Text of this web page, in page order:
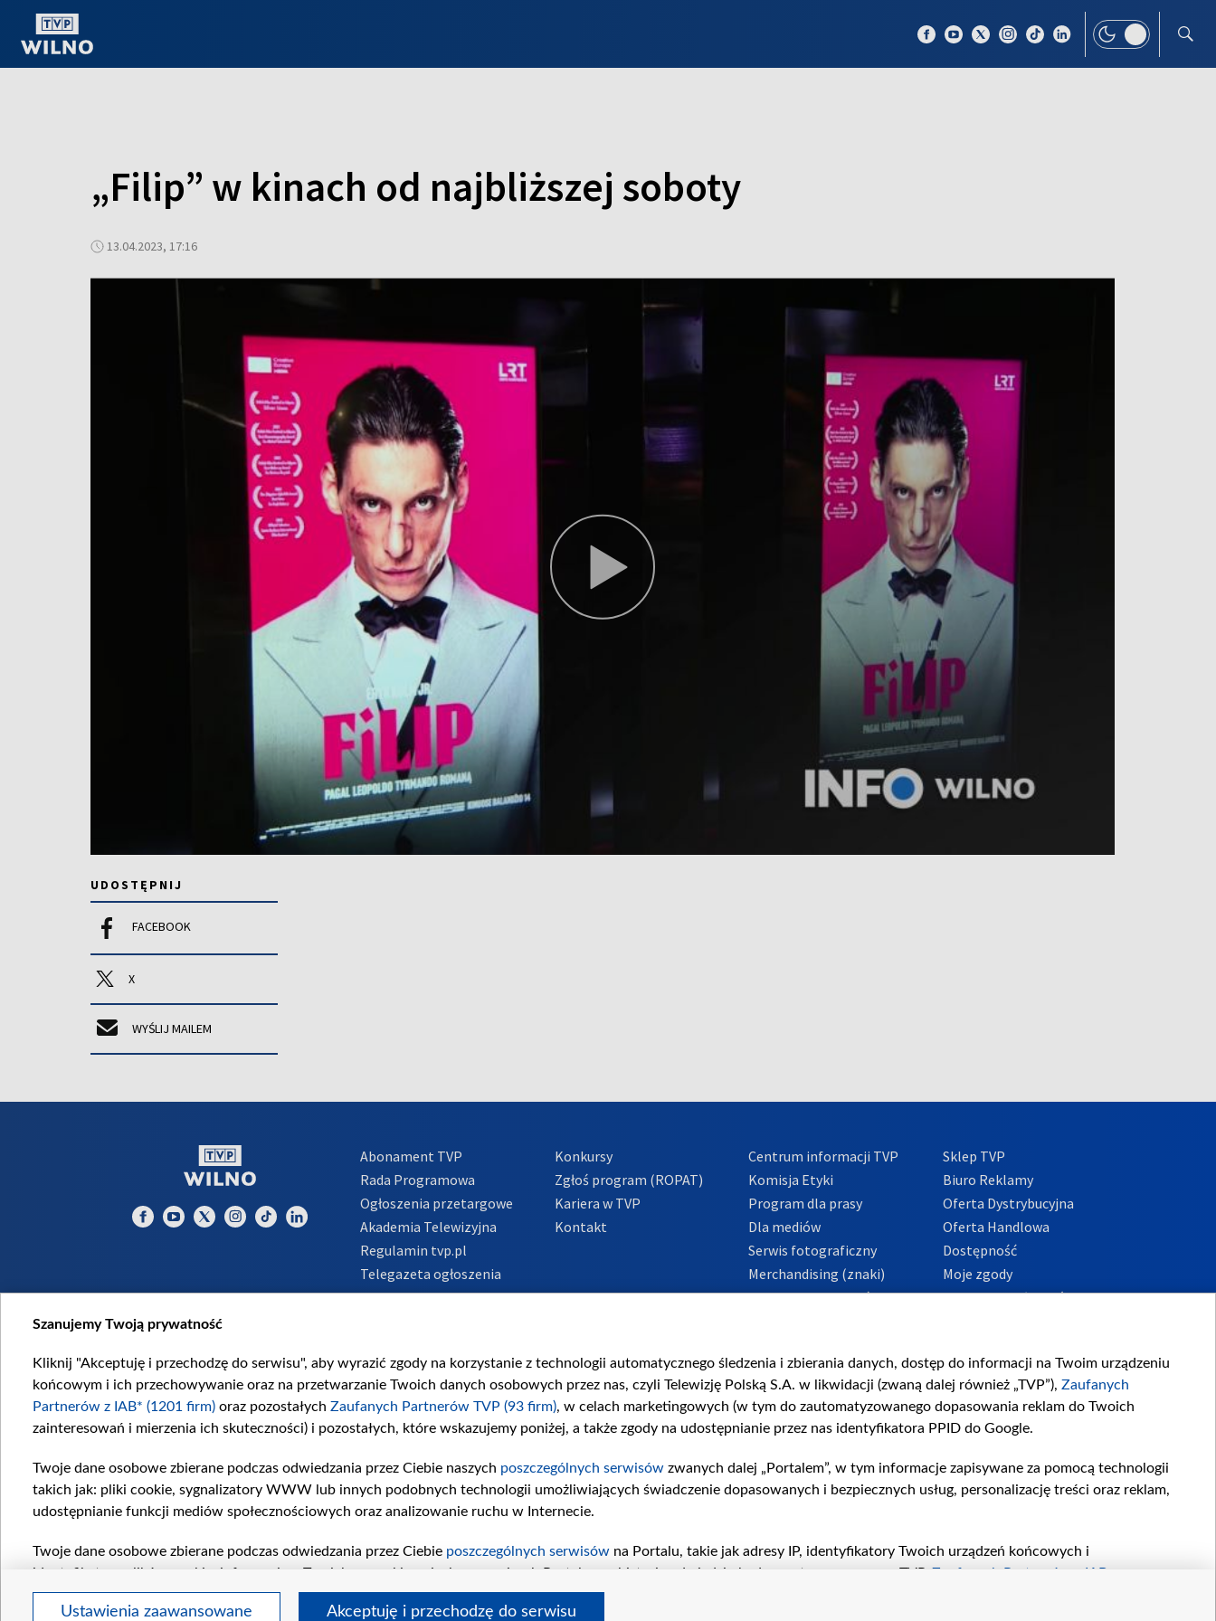
„Filip” w kinach od najbliższej soboty
13.04.2023, 17:16
UDOSTĘPNIJ
FACEBOOK
X
WYŚLIJ MAILEM
Abonament TVP
Rada Programowa
Ogłoszenia przetargowe
Akademia Telewizyjna
Regulamin tvp.pl
Telegazeta ogłoszenia
Informacje o nadawcy
Konkursy
Zgłoś program (ROPAT)
Kariera w TVP
Kontakt
Centrum informacji TVP
Komisja Etyki
Program dla prasy
Dla mediów
Serwis fotograficzny
Merchandising (znaki)
Polityka Prywatności
Sklep TVP
Biuro Reklamy
Oferta Dystrybucyjna
Oferta Handlowa
Dostępność
Moje zgody
Procedura zgłoszeń
Szanujemy Twoją prywatność
Kliknij "Akceptuję i przechodzę do serwisu", aby wyrazić zgody na korzystanie z technologii automatycznego śledzenia i zbierania danych, dostęp do informacji na Twoim urządzeniu
końcowym i ich przechowywanie oraz na przetwarzanie Twoich danych osobowych przez nas, czyli Telewizję Polską S.A. w likwidacji (zwaną dalej również „TVP”), Zaufanych
Partnerów z IAB* (1201 firm) oraz pozostałych Zaufanych Partnerów TVP (93 firm), w celach marketingowych (w tym do zautomatyzowanego dopasowania reklam do Twoich
zainteresowań i mierzenia ich skuteczności) i pozostałych, które wskazujemy poniżej, a także zgody na udostępnianie przez nas identyfikatora PPID do Google.
Twoje dane osobowe zbierane podczas odwiedzania przez Ciebie naszych poszczególnych serwisów zwanych dalej „Portalem”, w tym informacje zapisywane za pomocą technologii
takich jak: pliki cookie, sygnalizatory WWW lub innych podobnych technologii umożliwiających świadczenie dopasowanych i bezpiecznych usług, personalizację treści oraz reklam,
udostępnianie funkcji mediów społecznościowych oraz analizowanie ruchu w Internecie.
Twoje dane osobowe zbierane podczas odwiedzania przez Ciebie poszczególnych serwisów na Portalu, takie jak adresy IP, identyfikatory Twoich urządzeń końcowych i
identyfikatory plików cookie, informacje o Twoich wyszukiwaniach w serwisach Portalu czy historia odwiedzin będą przetwarzane przez TVP, Zaufanych Partnerów z IAB
pozostałychZaufanych Partnerów TVP
dla realizacji następujących celów i funkcji: przechowywania informacji na urządzeniu lub dostęp do nich, wyboru podstawowych reklam,
wyboru spersonalizowanych reklam, tworzenia profilu spersonalizowanych reklam, tworzenia profilu spersonalizowanych treści, wyboru spersonalizowanych treści, pomiaru
Ustawienia zaawansowane Akceptuję i przechodzę do serwisu